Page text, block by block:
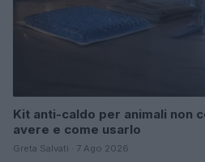
Kit anti-caldo per animali non
avere e come usarlo
Greta Salvati · 7 Ago 2026